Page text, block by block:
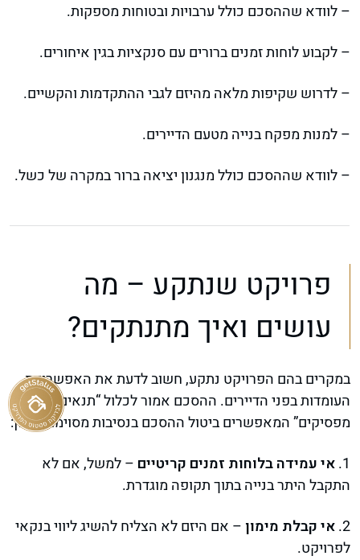
– לוודא שההסכם כולל ערבויות ובטוחות מספקות.
– לקבוע לוחות זמנים ברורים עם סנקציות בגין איחורים.
– לדרוש שקיפות מלאה מהיזם לגבי ההתקדמות והקשיים.
– למנות מפקח בנייה מטעם הדיירים.
– לוודא שההסכם כולל מנגנון יציאה ברור במקרה של כשל.
פרויקט שנתקע – מה
עושים ואיך מתנתקים?
במקרים בהם הפרויקט נתקע, חשוב לדעת את האפשרויות
העומדות בפני הדיירים. ההסכם אמור לכלול “תנאים
מפסיקים” המאפשרים ביטול ההסכם בנסיבות מסוימות, כגון:
1. אי עמידה בלוחות זמנים קריטיים – למשל, אם לא
התקבל היתר בנייה בתוך תקופה מוגדרת.
2. אי קבלת מימון – אם היזם לא הצליח להשיג ליווי בנקאי
לפרויקט.